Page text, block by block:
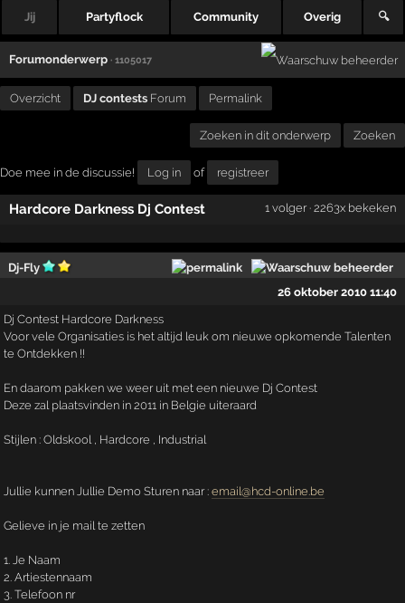
Jij Partyflock Community Overig 🔍
Forumonderwerp · 1105017
Overzicht DJ contests Forum Permalink
Zoeken in dit onderwerp Zoeken
Doe mee in de discussie! Log in of registreer
Hardcore Darkness Dj Contest 1 volger · 2263x bekeken
Dj-Fly
26 oktober 2010 11:40
Dj Contest Hardcore Darkness
Voor vele Organisaties is het altijd leuk om nieuwe opkomende Talenten
te Ontdekken !!
En daarom pakken we weer uit met een nieuwe Dj Contest
Deze zal plaatsvinden in 2011 in Belgie uiteraard
Stijlen : Oldskool , Hardcore , Industrial
Jullie kunnen Jullie Demo Sturen naar : email@hcd-online.be
Gelieve in je mail te zetten
1. Je Naam
2. Artiestennaam
3. Telefoon nr